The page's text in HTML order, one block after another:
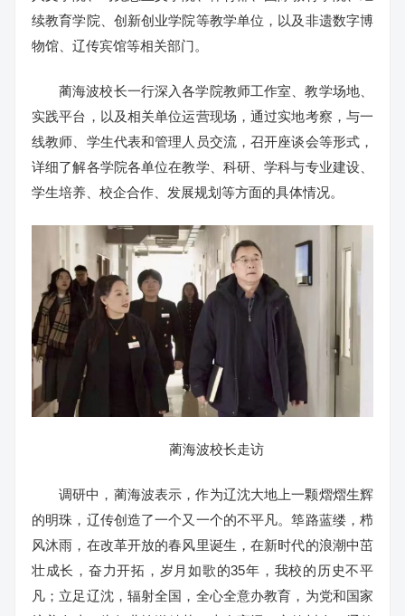
续教育学院、创新创业学院等教学单位，以及非遗数字博
物馆、辽传宾馆等相关部门。
蔺海波校长一行深入各学院教师工作室、教学场地、
实践平台，以及相关单位运营现场，通过实地考察，与一
线教师、学生代表和管理人员交流，召开座谈会等形式，
详细了解各学院各单位在教学、科研、学科与专业建设、
学生培养、校企合作、发展规划等方面的具体情况。
蔺海波校长走访
调研中，蔺海波表示，作为辽沈大地上一颗熠熠生辉
的明珠，辽传创造了一个又一个的不平凡。筚路蓝缕，栉
风沐雨，在改革开放的春风里诞生，在新时代的浪潮中茁
壮成长，奋力开拓，岁月如歌的35年，我校的历史不平
凡；立足辽沈，辐射全国，全心全意办教育，为党和国家